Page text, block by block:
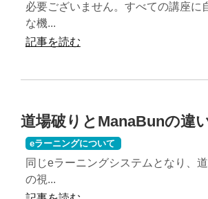
必要ございません。すべての講座
な機...
記事を読む
道場破りとManaBunの違
eラーニングについて
同じeラーニングシステムとなり、
の視...